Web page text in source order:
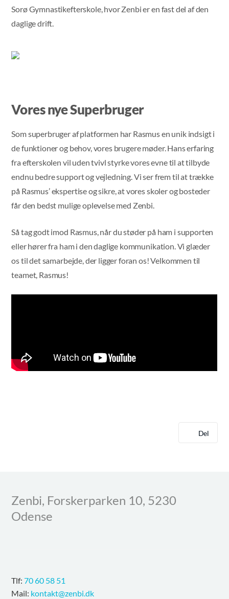
Sorø Gymnastikefterskole, hvor Zenbi er en fast del af den
daglige drift.
Vores nye Superbruger
Som superbruger af platformen har Rasmus en unik indsigt i
de funktioner og behov, vores brugere møder. Hans erfaring
fra efterskolen vil uden tvivl styrke vores evne til at tilbyde
endnu bedre support og vejledning. Vi ser frem til at trække
på Rasmus’ ekspertise og sikre, at vores skoler og bosteder
får den bedst mulige oplevelse med Zenbi.
Så tag godt imod Rasmus, når du støder på ham i supporten
eller hører fra ham i den daglige kommunikation. Vi glæder
os til det samarbejde, der ligger foran os! Velkommen til
teamet, Rasmus!
Del
Zenbi, Forskerparken 10, 5230
Odense
Tlf:70 60 58 51
Mail: kontakt@zenbi.dk